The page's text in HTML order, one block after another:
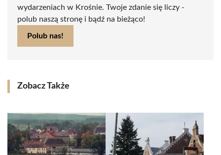
wydarzeniach w Krośnie. Twoje zdanie się liczy -
polub naszą stronę i bądź na bieżąco!
Polub nas!
Zobacz Także